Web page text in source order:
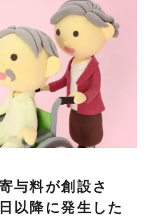
与料が創設さ
以降に発生した